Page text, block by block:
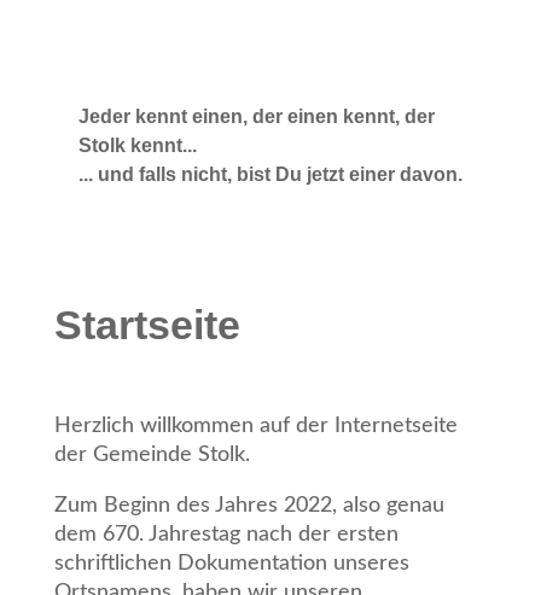
Jeder kennt einen, der einen kennt, der
Stolk kennt...
... und falls nicht, bist Du jetzt einer davon.
Startseite
Herzlich willkommen auf der Internetseite
der Gemeinde Stolk.
Zum Beginn des Jahres 2022, also genau
dem 670. Jahrestag nach der ersten
schriftlichen Dokumentation unseres